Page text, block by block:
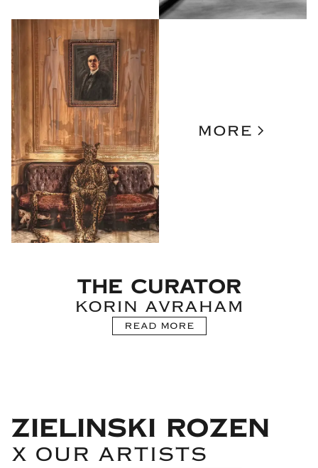
MORE
THE CURATOR
KORIN AVRAHAM
READ MORE
ZIELINSKI ROZEN
X OUR ARTISTS